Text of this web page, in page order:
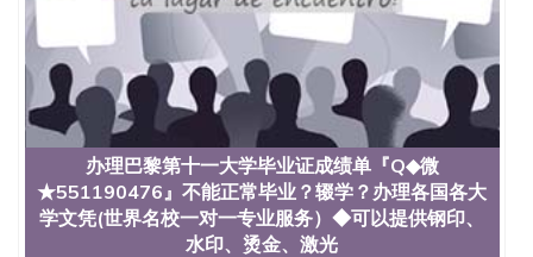
办理巴黎第十一大学毕业证成绩单『Q◆微
★551190476』不能正常毕业？辍学？办理各国各大
学文凭(世界名校一对一专业服务）◆可以提供钢印、
水印、烫金、激光